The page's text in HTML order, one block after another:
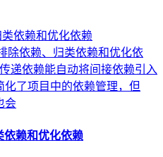
除依赖、归类依赖和优化依
递依赖能自动将间接依赖引入
了项目中的依赖管理，但
会
依赖和优化依赖